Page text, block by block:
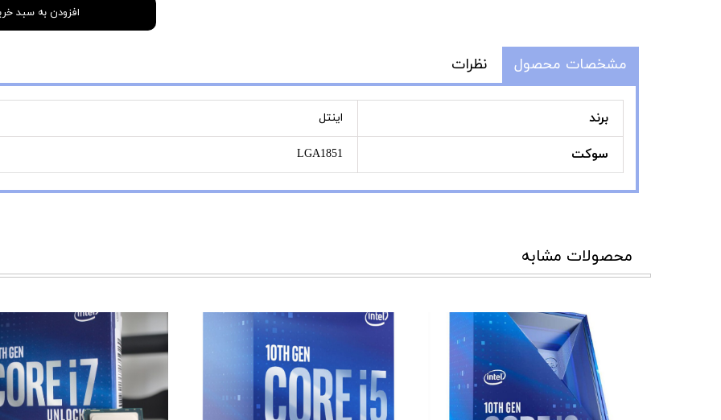
افزودن به سبد
مشخصات محصول نظرات
برند اینتل
سوکت LGA1851
محصولات مشابه